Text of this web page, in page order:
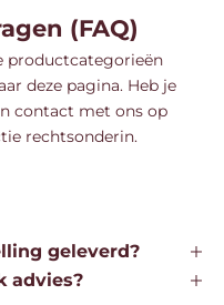
(FAQ)
productcategorieën
deze pagina. Heb je
contact met ons op
rechtsonderin.
geleverd?
advies?